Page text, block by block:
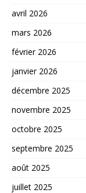
avril 2026
mars 2026
février 2026
janvier 2026
décembre 2025
novembre 2025
octobre 2025
septembre 2025
août 2025
juillet 2025